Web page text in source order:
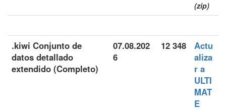
(zip)
.kiwi Conjunto de
datos detallado
extendido (Completo)
07.08.202
6
12 348
Actu
aliza
r a
ULTI
MAT
E